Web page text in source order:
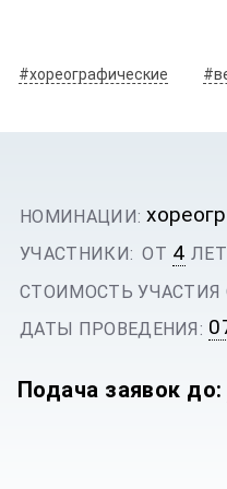
#хореографические
НОМИНАЦИИ:
УЧАСТНИКИ: ОТ 4 ЛЕТ
СТОИМОСТЬ УЧАСТИЯ
ДАТЫ ПРОВЕДЕНИЯ:
Подача заявок до: